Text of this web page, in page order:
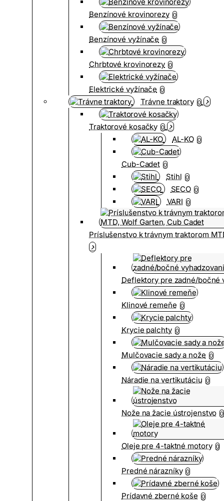
Benzínové krovinorezy 0
Benzínové vyžínače 0
Chrbtové krovinorezy 0
Elektrické vyžínače 0
Trávne traktory 0
Traktorové kosačky 0
AL-KO 0
Cub-Cadet 0
Stihl 0
SECO 0
VARI 0
Príslušenstvo k trávnym traktorom
Deflektory pre zadné/bočné
Klinové remeňe 0
Krycie palchty 0
Mulčovacie sady a nože 0
Náradie na vertikutáciu 0
Nože na žacie ústrojenstvo 0
Oleje pre 4-taktné motory 0
Predné nárazníky 0
Prídavné zberné koše 0